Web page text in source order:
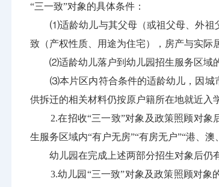
“三一致”对象的具体条件：
⑴适龄幼儿与其父母（或祖父母、外祖父
致（产权性质、用途为住宅），房产与实际
⑵适龄幼儿落户到幼儿园招生服务区域的
⑶本片区内符合条件的适龄幼儿，因城市
供拆迁的相关材料仍按原户籍所在地就近入
2.在招收“三一致”对象及政策照顾对象
生服务区域内“有户无房”“有房无户”“港、
幼儿园在完成上述两部分招生对象后仍有
3.幼儿园“三一致”对象及政策照顾对象